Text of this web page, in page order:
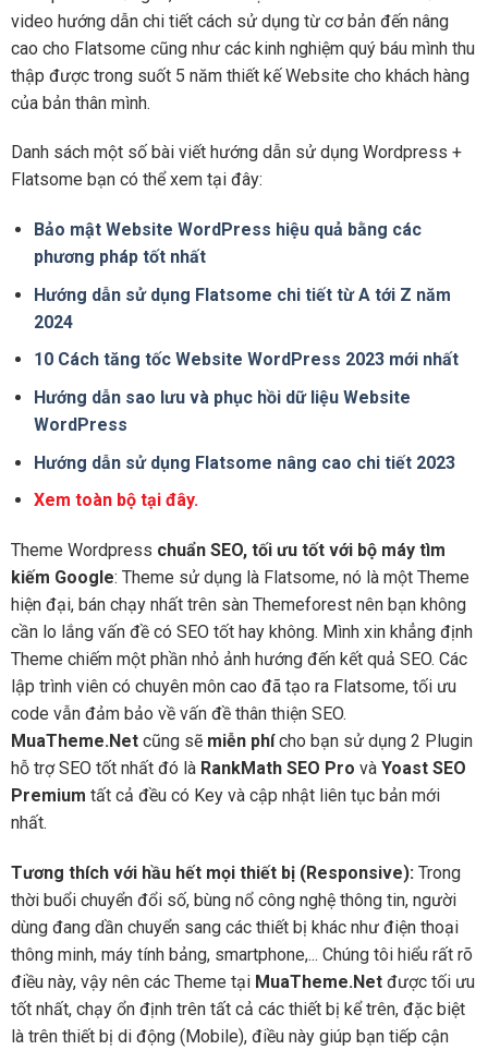
video hướng dẫn chi tiết cách sử dụng từ cơ bản đến nâng
cao cho Flatsome cũng như các kinh nghiệm quý báu mình thu
thập được trong suốt 5 năm thiết kế Website cho khách hàng
của bản thân mình.
Danh sách một số bài viết hướng dẫn sử dụng Wordpress +
Flatsome bạn có thể xem tại đây:
Bảo mật Website WordPress hiệu quả bằng các
phương pháp tốt nhất
Hướng dẫn sử dụng Flatsome chi tiết từ A tới Z năm
2024
10 Cách tăng tốc Website WordPress 2023 mới nhất
Hướng dẫn sao lưu và phục hồi dữ liệu Website
WordPress
Hướng dẫn sử dụng Flatsome nâng cao chi tiết 2023
Xem toàn bộ tại đây.
Theme Wordpress chuẩn SEO, tối ưu tốt với bộ máy tìm
kiếm Google: Theme sử dụng là Flatsome, nó là một Theme
hiện đại, bán chạy nhất trên sàn Themeforest nên bạn không
cần lo lắng vấn đề có SEO tốt hay không. Mình xin khẳng định
Theme chiếm một phần nhỏ ảnh hướng đến kết quả SEO. Các
lập trình viên có chuyên môn cao đã tạo ra Flatsome, tối ưu
code vẫn đảm bảo về vấn đề thân thiện SEO.
MuaTheme.Net cũng sẽ miễn phícho bạn sử dụng 2 Plugin
hỗ trợ SEO tốt nhất đó là RankMath SEO Pro và Yoast SEO
Premium tất cả đều có Key và cập nhật liên tục bản mới
nhất.
Tương thích với hầu hết mọi thiết bị (Responsive): Trong
thời buổi chuyển đổi số, bùng nổ công nghệ thông tin, người
dùng đang dần chuyển sang các thiết bị khác như điện thoại
thông minh, máy tính bảng, smartphone,... Chúng tôi hiểu rất rõ
điều này, vậy nên các Theme tại MuaTheme.Net được tối ưu
tốt nhất, chạy ổn định trên tất cả các thiết bị kể trên, đặc biệt
là trên thiết bị di động (Mobile), điều này giúp bạn tiếp cận